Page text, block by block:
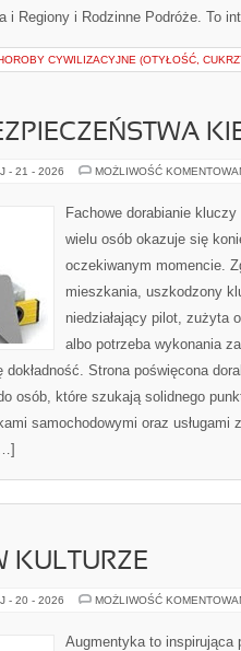
i Regiony i Rodzinne Podróże. To
CYWILIZACYJNE (OTYŁOŚĆ,
- 21 - 2026 MOŻLIWOŚĆ
Fachowe dorabianie
wielu osób okazuje się
oczekiwanym momencie.
mieszkania, uszkodzony
niedziałający pilot, zużyta
albo potrzeba wykonania
Strona poświęcona
osób, które szukają solidnego
samochodowymi oraz usługami
KULTURZE
- 20 - 2026 MOŻLIWOŚĆ
Augmentyka to inspirująca